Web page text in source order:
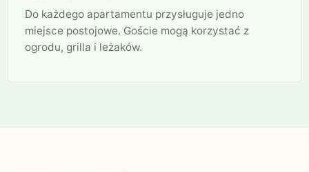
Do każdego apartamentu przysługuje jedno
miejsce postojowe. Goście mogą korzystać z
ogrodu, grilla i leżaków.